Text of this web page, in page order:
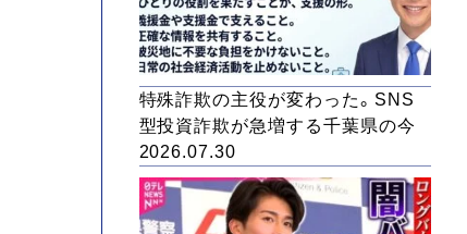
特殊詐欺の主役が変わった。SNS
型投資詐欺が急増する千葉県の今
2026.07.30